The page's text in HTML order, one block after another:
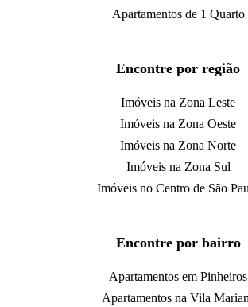
Apartamentos de 1 Quarto
Encontre por região
Imóveis na Zona Leste
Imóveis na Zona Oeste
Imóveis na Zona Norte
Imóveis na Zona Sul
Imóveis no Centro de São
Encontre por bairro
Apartamentos em Pinheiros
Apartamentos na Vila